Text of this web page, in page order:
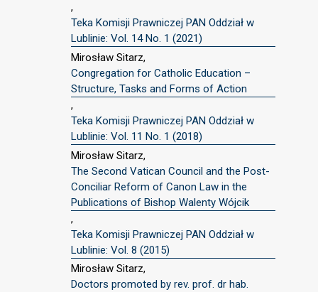
,
Teka Komisji Prawniczej PAN Oddział w
Lublinie: Vol. 14 No. 1 (2021)
Mirosław Sitarz,
Congregation for Catholic Education –
Structure, Tasks and Forms of Action
,
Teka Komisji Prawniczej PAN Oddział w
Lublinie: Vol. 11 No. 1 (2018)
Mirosław Sitarz,
The Second Vatican Council and the Post-
Conciliar Reform of Canon Law in the
Publications of Bishop Walenty Wójcik
,
Teka Komisji Prawniczej PAN Oddział w
Lublinie: Vol. 8 (2015)
Mirosław Sitarz,
Doctors promoted by rev. prof. dr hab.